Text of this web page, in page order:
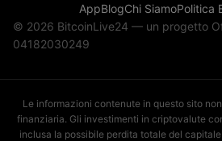
AppBlogChi SiamoPolitica
© 2026 BitcoinLive24 — un progetto
04182030249
Le informazioni contenute in questo sito
finanziaria. Gli investimenti in criptovalute
inclusa la possibile perdita totale del